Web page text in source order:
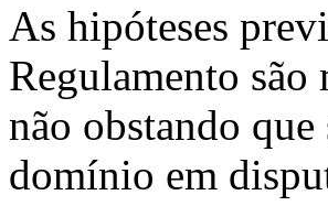
As hipóteses
Regulamento são
não obstando
domínio em